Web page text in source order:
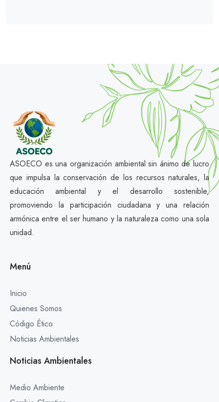
ASOECO es una organización ambiental sin ánimo de lucro
que impulsa la conservación de los recursos naturales, la
educación ambiental y el desarrollo sostenible,
promoviendo la participación ciudadana y una relación
armónica entre el ser humano y la naturaleza como una sola
unidad.
Menú
Inicio
Quienes Somos
Código Ético
Noticias Ambientales
Noticias Ambientales
Medio Ambiente